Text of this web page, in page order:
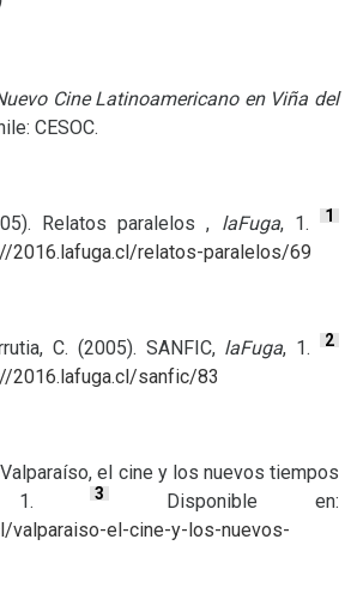
Cine Latinoamericano en Viña del
CESOC.
Relatos paralelos , laFuga, 1. 1
2016.lafuga.cl/relatos-paralelos/69
C. (2005). SANFIC, laFuga, 1. 2
2016.lafuga.cl/sanfic/83
el cine y los nuevos tiempos
1. 3
Disponible en:
valparaiso-el-cine-y-los-nuevos-